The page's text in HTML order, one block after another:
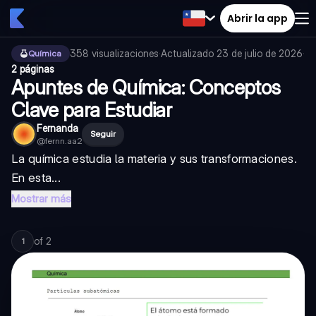
Abrir la app
Química 358 visualizaciones·Actualizado 23 de julio de 2026·
2 páginas
Apuntes de Química: Conceptos
Clave para Estudiar
Fernanda
@fernn.aa2
Seguir
La química estudia la materia y sus transformaciones.
En esta...
Mostrar más
1 of 2